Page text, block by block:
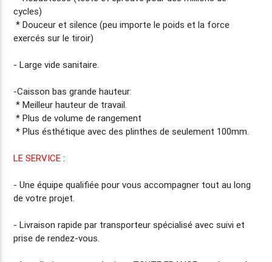
cycles)
* Douceur et silence (peu importe le poids et la force
exercés sur le tiroir)
- Large vide sanitaire.
-Caisson bas grande hauteur:
* Meilleur hauteur de travail.
* Plus de volume de rangement
* Plus ésthétique avec des plinthes de seulement 100mm.
LE SERVICE:
- Une équipe qualifiée pour vous accompagner tout au long
de votre projet.
-Livraison rapide par transporteur spécialisé avec suivi et
prise de rendez-vous.